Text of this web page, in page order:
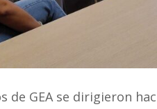
de GEA se dirigieron